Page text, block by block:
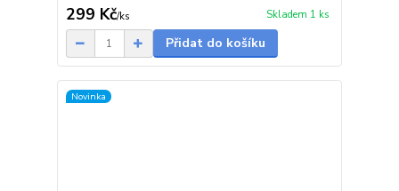
299 Kč/ks Skladem 1 ks
Přidat do košíku
Novinka